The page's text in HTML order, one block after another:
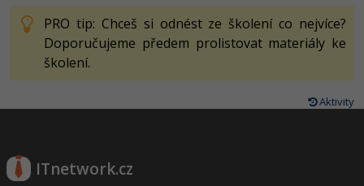
PRO tip: Chceš si odnést ze školení co nejvíce?
Doporučujeme předem prolistovat materiály ke
školení.
Aktivity
ITnetwork.cz